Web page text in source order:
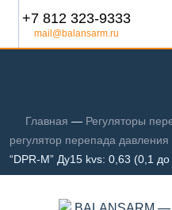
+7 812 323-9333
mail@balansarm.ru
Главная — Регуляторы
регулятор перепада давления
“DPR-M” Ду15 kvs: 0,63 (0,1